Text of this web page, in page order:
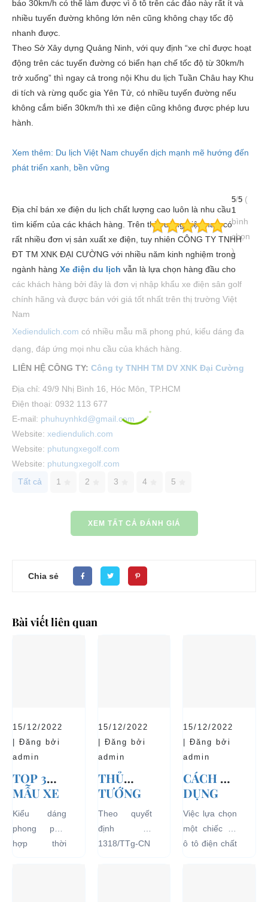
báo 30km/h có thể làm được vì ô tô trên các đảo này rất ít và
nhiều tuyến đường không lớn nên cũng không chạy tốc độ
nhanh được.
Theo Sở Xây dựng Quảng Ninh, với quy định “xe chỉ được hoạt
động trên các tuyến đường có biển hạn chế tốc độ từ 30km/h
trở xuống” thì ngay cả trong nội Khu du lịch Tuần Châu hay Khu
di tích và rừng quốc gia Yên Tử, có nhiều tuyến đường nếu
không cắm biển 30km/h thì xe điện cũng không được phép lưu
hành.
Xem thêm: Du lịch Việt Nam chuyển dịch mạnh mẽ hướng đến
phát triển xanh, bền vững
Địa chỉ bán xe điện du lịch chất lượng cao luôn là nhu cầu
tìm kiếm của các khách hàng. Trên thị trường hiện nay, có
rất nhiều đơn vị sản xuất xe điện, tuy nhiên CÔNG TY TNHH
ĐT TM XNK ĐẠI CƯỜNG với nhiều năm kinh nghiệm trong
ngành hàng Xe điện du lịch vẫn là lựa chọn hàng đầu cho
các khách hàng bởi đây là đơn vị nhập khẩu xe điện sân golf
chính hãng và được bán với giá tốt nhất trên thị trường Việt
Nam
Xediendulich.com có nhiều mẫu mã phong phú, kiểu dáng đa
dạng, đáp ứng mọi nhu cầu của khách hàng.
LIÊN HỆ CÔNG TY: Công ty TNHH TM DV XNK Đại Cường
Địa chỉ: 49/9 Nhị Bình 16, Hóc Môn, TP.HCM
Điện thoại: 0932 113 677
E-mail: phuhuynhkd@gmail.com
Website: xediendulich.com
Website: phutungxegolf.com
Website: phutungxegolf.com
5/5 (
1
bình
chọn
)
Tất cả 1 2 3 4 5
XEM TẤT CẢ ĐÁNH GIÁ
Chia sẻ
Bài viết liên quan
15/12/2022
| Đăng bởi
admin
TOP 3
MẪU XE
Ô TÔ
ĐIỆN
THỊNH
HÀNH VÀ
Kiểu dáng
phong phú,
hợp thời
15/12/2022
| Đăng bởi
admin
THỦ
TƯỚNG
CHÍNH
PHỦ
ĐỒNG Ý
Theo quyết
định số
1318/TTg-CN
15/12/2022
| Đăng bởi
admin
CÁCH SỬ
DỤNG
XE Ô TÔ
ĐIỆN ĐỂ
TĂNG
TUỔI
Việc lựa chọn
một chiếc xe
ô tô điện chất